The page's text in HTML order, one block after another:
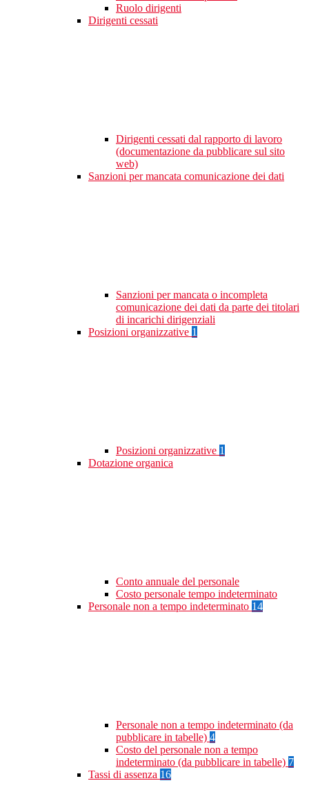
Ruolo dirigenti
Dirigenti cessati
Dirigenti cessati dal rapporto di lavoro
(documentazione da pubblicare sul sito
web)
Sanzioni per mancata comunicazione dei dati
Sanzioni per mancata o incompleta
comunicazione dei dati da parte dei titolari
di incarichi dirigenziali
Posizioni organizzative 1
Posizioni organizzative 1
Dotazione organica
Conto annuale del personale
Costo personale tempo indeterminato
Personale non a tempo indeterminato 14
Personale non a tempo indeterminato (da
pubblicare in tabelle) 4
Costo del personale non a tempo
indeterminato (da pubblicare in tabelle) 7
Tassi di assenza 16